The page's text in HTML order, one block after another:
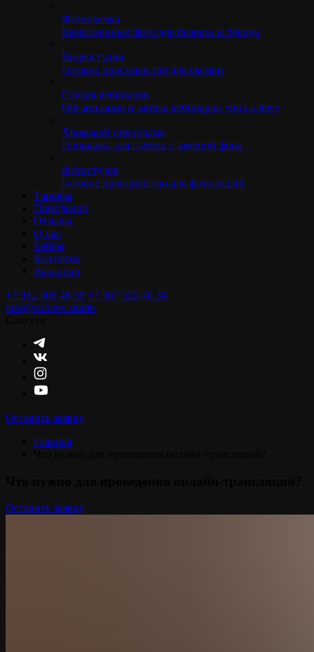
Фотосъемка
Качественные фото для бизнеса и бренда
Видеостудия
Готовое пространство для съемки
Студия вебинаров
Организация и запись вебинаров «под ключ»
Хромакей циклорама
Площадка для съёмок с заменой фона
Фотостудия
Готовое пространство для фотосессий
Тарифы
Портфолио
Отзывы
О нас
Кейсы
Контакты
Вакансии
+7 812 509 48 59 +7 967 555 40 34
info@zolotov.studio
Оставить заявку
Главная
Оставить заявку